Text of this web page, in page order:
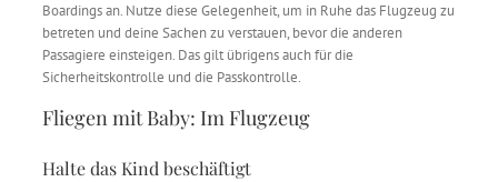
Boardings an. Nutze diese Gelegenheit, um in Ruhe das Flugzeug zu
betreten und deine Sachen zu verstauen, bevor die anderen
Passagiere einsteigen. Das gilt übrigens auch für die
Sicherheitskontrolle und die Passkontrolle.
Fliegen mit Baby: Im Flugzeug
Halte das Kind beschäftigt